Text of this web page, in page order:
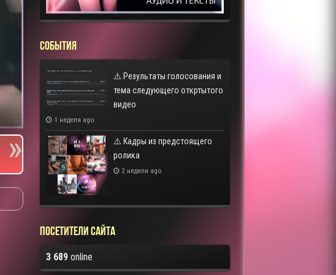
СОБЫТИЯ
⚠️ Результаты голосования и
тема следующего откртытого
видео
1 неделя ago
⚠️ Кадры из предстоящего
ролика
2 недели ago
Посетители сайта
3 689online